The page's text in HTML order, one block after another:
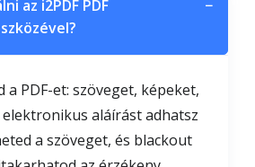
az i2PDF PDF
−
a PDF-et: szöveget, képeket,
aláírást adhatsz
a szöveget, és blackout